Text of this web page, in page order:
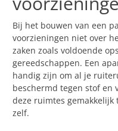
Bij het bouwen van een
voorzieningen niet over
zaken zoals voldoende
gereedschappen. Een
handig zijn om al je
beschermd tegen stof en
deze ruimtes
zelf.